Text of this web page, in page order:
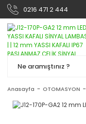
0216 471 2 444
Anasayfa OTOMASYON